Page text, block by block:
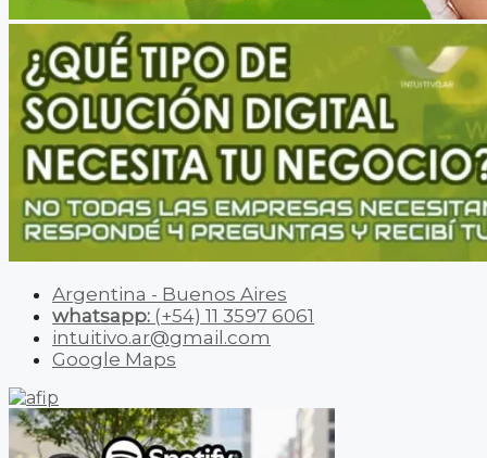
Argentina - Buenos Aires
whatsapp: (+54) 11 3597 6061
intuitivo.ar@gmail.com
Google Maps